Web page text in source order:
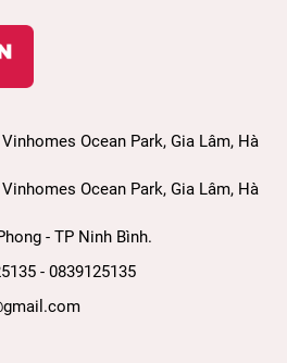
Ocean Park, Gia Lâm, Hà
Ocean Park, Gia Lâm, Hà
- TP Ninh Bình.
- 0839125135